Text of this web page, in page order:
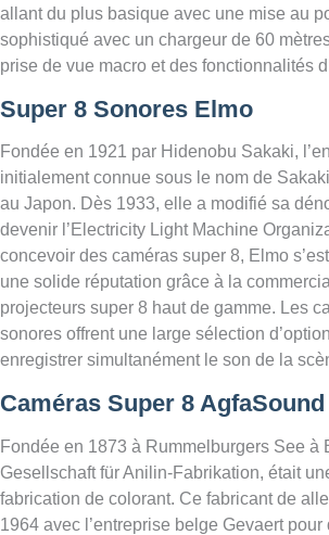
allant du plus basique avec une mise au
sophistiqué avec un chargeur de 60
prise de vue macro et des fonctionnalités
Super 8 Sonores Elmo
Fondée en 1921 par Hidenobu Sakaki,
initialement connue sous le nom de
au Japon. Dès 1933, elle a modifié sa
devenir l’Electricity Light Machine
concevoir des caméras super 8, Elmo
une solide réputation grâce à la
projecteurs super 8 haut de gamme. Les
sonores offrent une large sélection
enregistrer simultanément le son de la
Caméras Super 8 AgfaSound
Fondée en 1873 à Rummelburgers See à
Gesellschaft für Anilin-Fabrikation, était
fabrication de colorant. Ce fabricant de
1964 avec l’entreprise belge Gevaert pour